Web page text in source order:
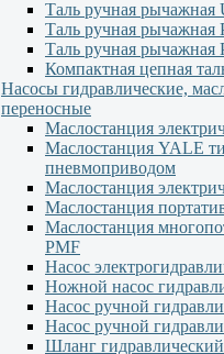
Таль ручная
Таль ручная
Таль ручная рычажная
Компактная цепная
Насосы гидравлические,
переносные
Маслостанция
Маслостанция YALE
пневмоприводом
Маслостанция
Маслостанция
Маслостанция
PMF
Насос
Ножной насос
Насос ручной
Насос ручной
Шланг